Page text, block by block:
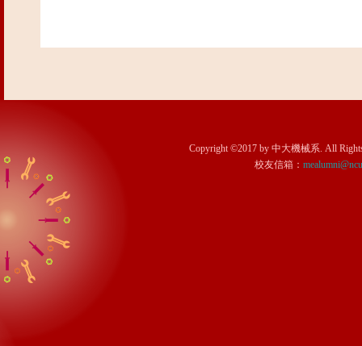
Copyright ©2017 by 中大機械系. All
校友信箱：